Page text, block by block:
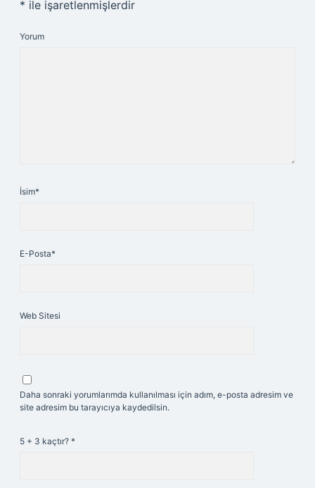
* ile işaretlenmişlerdir
Yorum
İsim*
E-Posta*
Web Sitesi
Daha sonraki yorumlarımda kullanılması için adım, e-posta adresim ve
site adresim bu tarayıcıya kaydedilsin.
5 + 3 kaçtır? *